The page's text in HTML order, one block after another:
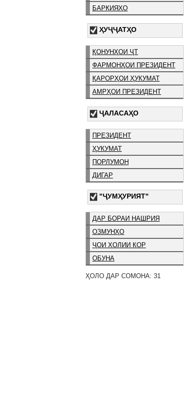
БАРҚИЯҲО
ҲУҶҶАТҲО
ҚОНУНҲОИ ҶТ
ФАРМОНҲОИ ПРЕЗИДЕНТ
ҚАРОРҲОИ ҲУКУМАТ
АМРҲОИ ПРЕЗИДЕНТ
ҶАЛАСАҲО
ПРЕЗИДЕНТ
ҲУКУМАТ
ПОРЛУМОН
ДИГАР
"ҶУМҲУРИЯТ"
ДАР БОРАИ НАШРИЯ
ОЗМУНҲО
ҶОИ ХОЛИИ КОР
ОБУНА
ҲОЛО ДАР СОМОНА: 31